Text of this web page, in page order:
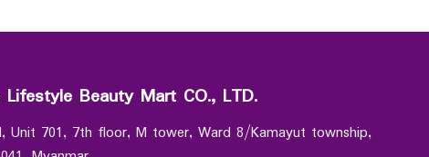
Beauty Mart CO., LTD.
Unit 701, 7th floor, M tower, Ward 8/Kamayut township,